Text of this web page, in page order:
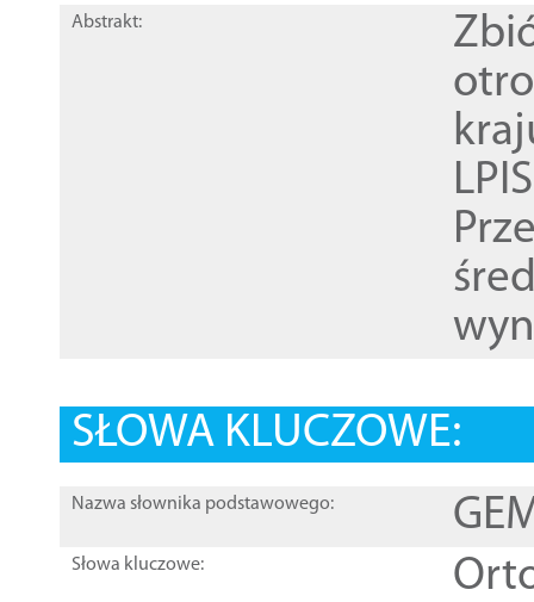
Abstrakt:
SŁOWA KLUCZOWE:
Nazwa słownika podstawowego:
Słowa kluczowe: